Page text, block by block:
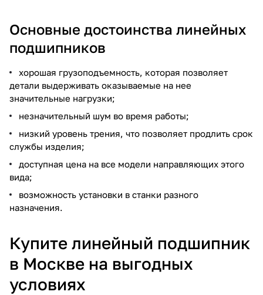
Основные достоинства линейных
подшипников
хорошая грузоподъемность, которая позволяет
детали выдерживать оказываемые на нее
значительные нагрузки;
незначительный шум во время работы;
низкий уровень трения, что позволяет продлить срок
службы изделия;
доступная цена на все модели направляющих этого
вида;
возможность установки в станки разного
назначения.
Купите линейный подшипник
в Москве на выгодных
условиях